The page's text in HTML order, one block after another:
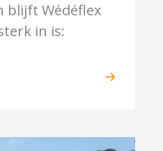
blijft Wédéflex
in is: